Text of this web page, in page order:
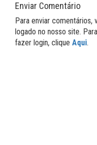
Enviar Comentário
Para enviar
logado no nosso site.
fazer login, clique Aqui.